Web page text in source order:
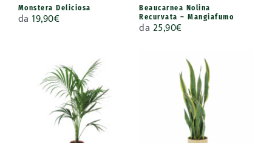
Monstera Deliciosa
da 19,90€
Beaucarnea Nolina
Recurvata – Mangiafumo
da 25,90€